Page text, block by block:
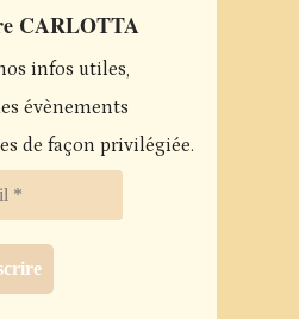
CARLOTTA
infos utiles,
évènements
de façon privilégiée.